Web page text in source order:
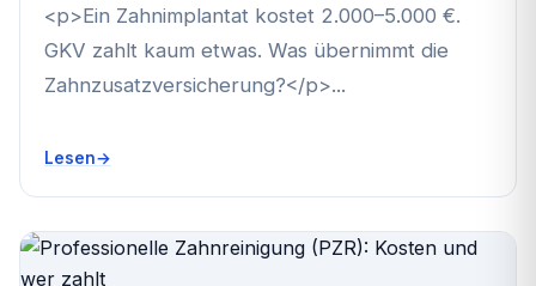
<p>Ein Zahnimplantat kostet 2.000–5.000 €.
GKV zahlt kaum etwas. Was übernimmt die
Zahnzusatzversicherung?</p>...
Lesen